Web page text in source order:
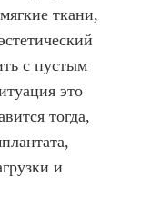
ткани,
с пустым
это
тогда,
и